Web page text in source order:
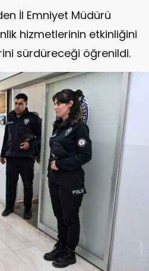
İl Emniyet Müdürü
hizmetlerinin etkinliğini
sürdüreceği öğrenildi.